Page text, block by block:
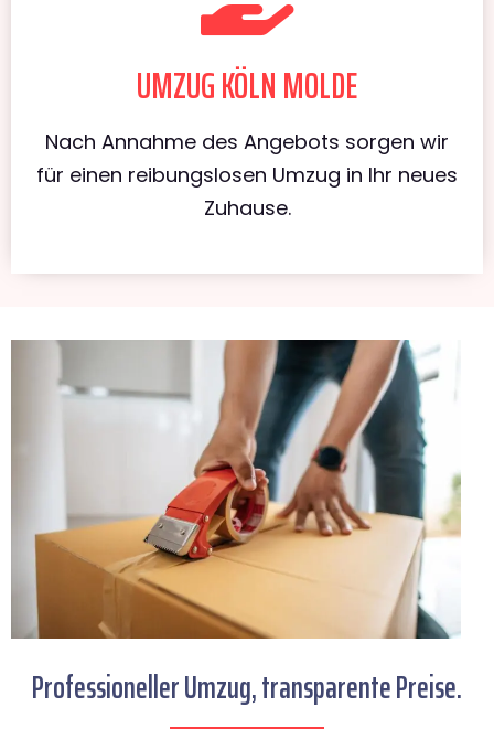
UMZUG KÖLN MOLDE
Nach Annahme des Angebots sorgen wir
für einen reibungslosen Umzug in Ihr neues
Zuhause.
Professioneller Umzug, transparente Preise.